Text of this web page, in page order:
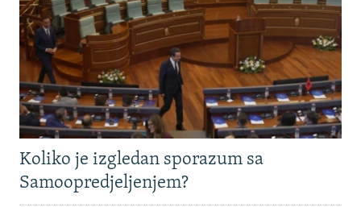
Koliko je izgledan sporazum sa
Samoopredjeljenjem?